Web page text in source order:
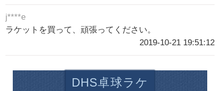
j****e
ラケットを買って、頑張ってください。
2019-10-21 19:51:12
DHS卓球ラケ